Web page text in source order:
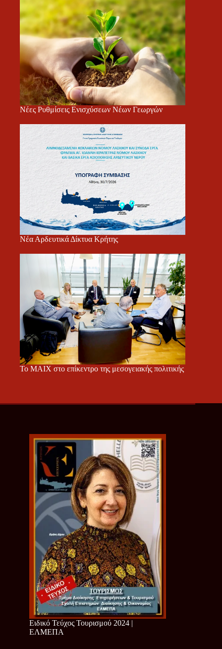
Νέες Ρυθμίσεις Ενισχύσεων Νέων Γεωργών
Νέα Αρδευτικά Δίκτυα Κρήτης
Το ΜΑΙΧ στο επίκεντρο της μεσογειακής πολιτικής
Ειδικό Τεύχος Τουρισμού 2024 |
ΕΛΜΕΠΑ